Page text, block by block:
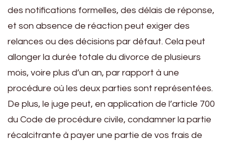
des notifications formelles, des délais de réponse,
et son absence de réaction peut exiger des
relances ou des décisions par défaut. Cela peut
allonger la durée totale du divorce de plusieurs
mois, voire plus d’un an, par rapport à une
procédure où les deux parties sont représentées.
De plus, le juge peut, en application de l’article 700
du Code de procédure civile, condamner la partie
récalcitrante à payer une partie de vos frais de